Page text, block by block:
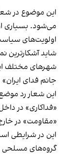
این موضوع در
می‌شود. بسیاری
اولویت‌های
شاید آشکارترین
شهرهای مختلف
جانم فدای ایران»
این شعار رد
«فداکاری» در
«مقاومت» در
این در شرایطی
گروه‌های مسلحی